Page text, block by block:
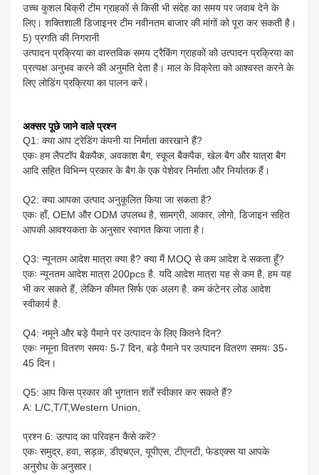
उच्च कुशल बिक्री टीम ग्राहकों से किसी भी संदेह का समय पर जवाब देने के
लिए। शक्तिशाली डिजाइनर टीम नवीनतम बाजार की मांगों को पूरा कर सकती है।
5) प्रगति की निगरानी
उत्पादन प्रक्रिया का वास्तविक समय ट्रैकिंग ग्राहकों को उत्पादन प्रक्रिया का
प्रत्यक्ष अनुभव करने की अनुमति देता है। माल के विक्रेता को आश्वस्त करने के
लिए लोडिंग प्रक्रिया का पालन करें।
अक्सर पूछे जाने वाले प्रश्न
Q1: क्या आप ट्रेडिंग कंपनी या निर्माता कारखाने हैं?
एकः हम लैपटॉप बैकपैक, अवकाश बैग, स्कूल बैकपैक, खेल बैग और यात्रा बैग
आदि सहित विभिन्न प्रकार के बैग के एक पेशेवर निर्माता और निर्यातक हैं।
Q2: क्या आपका उत्पाद अनुकूलित किया जा सकता है?
एकः हाँ, OEM और ODM उपलब्ध है, सामग्री, आकार, लोगो, डिजाइन सहित
आपकी आवश्यकता के अनुसार स्वागत किया जाता है।
Q3: न्यूनतम आदेश मात्रा क्या है? क्या मैं MOQ से कम आदेश दे सकता हूँ?
एकः न्यूनतम आदेश मात्रा 200pcs है. यदि आदेश मात्रा यह से कम है, हम यह
भी कर सकते हैं, लेकिन कीमत सिर्फ एक अलग है. कम कंटेनर लोड आदेश
स्वीकार्य है.
Q4: नमूने और बड़े पैमाने पर उत्पादन के लिए कितने दिन?
एकः नमूना वितरण समयः 5-7 दिन, बड़े पैमाने पर उत्पादन वितरण समयः 35-
45 दिन।
Q5: आप किस प्रकार की भुगतान शर्तें स्वीकार कर सकते हैं?
A: L/C,T/T,Western Union,
प्रश्न 6: उत्पाद का परिवहन कैसे करें?
एकः समुद्र, हवा, सड़क, डीएचएल, यूपीएस, टीएनटी, फेडएक्स या आपके
अनुरोध के अनुसार।